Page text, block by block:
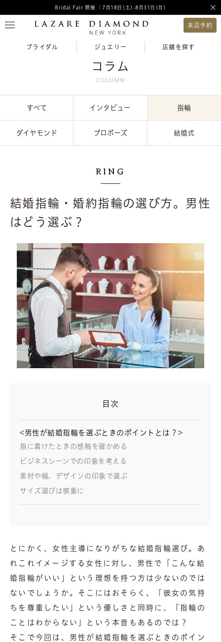
Bridal Fair 開催 ｜7月18日(土)-8月31日(月)
来店予約
ブライダル ジュエリー 店舗を探す
コラム
COLUMN
すべて インタビュー 指輪
ダイヤモンド プロポーズ 結婚式
RING
結婚指輪・婚約指輪の選び方。男性
はどう選ぶ？
目次
<男性が結婚指輪を選ぶときのポイントとは？>
指に着けたときの感触を確かめる
ビジネスシーンでの印象を考える
素材や幅、デザインの印象で選ぶ
サイズ選びは慎重に
とにかく、女性主導になりがちな結婚指輪選び。あ
れこれイメージする女性に対し、男性で「こんな結
婚指輪がいい」という理想を持つ方は少ないのでは
ないでしょうか。そこにはおそらく、「彼女の気持
ちを尊重したい」という優しさと同時に、「指輪の
ことはわからない」という本音もあるのでは？
そこで今回は、男性が結婚指輪を選ぶときのポイン